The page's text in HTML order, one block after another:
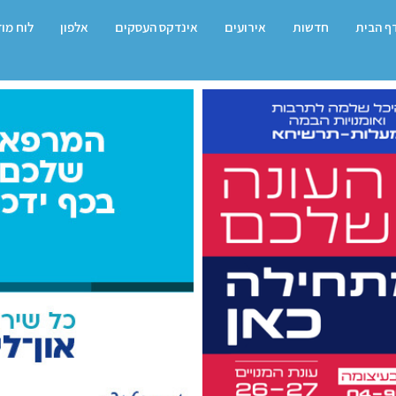
הבית חדשות אירועים אינדקס העסקים אלפון לוח